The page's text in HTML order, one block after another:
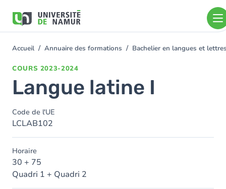
contenu
You
Accueil Annuaire des formations Bachelier en langues et
COURS 2023-2024
Langue latine I
Code de l'UE
LCLAB102
Horaire
30 + 75
Quadri 1 + Quadri 2